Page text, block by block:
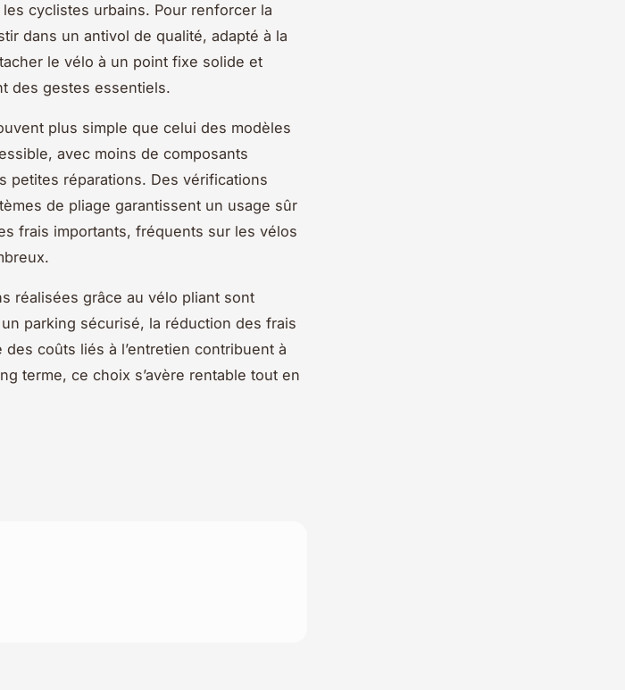
cyclistes urbains. Pour renforcer la
dans un antivol de qualité, adapté à la
le vélo à un point fixe solide et
des gestes essentiels.
plus simple que celui des modèles
avec moins de composants
petites réparations. Des vérifications
de pliage garantissent un usage sûr
frais importants, fréquents sur les vélos
réalisées grâce au vélo pliant sont
un parking sécurisé, la réduction des frais
coûts liés à l’entretien contribuent à
terme, ce choix s’avère rentable tout en